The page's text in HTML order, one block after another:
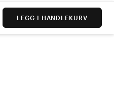
LEGG I HANDLEKURV